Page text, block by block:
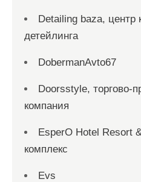
Detailing baza, центр
детейлинга
DobermanAvto67
Doorsstyle, торгово-
компания
EsperO Hotel Resort
комплекс
Evs